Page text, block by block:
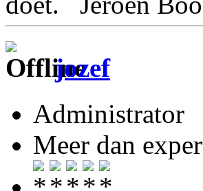
jozef
Administrator
Meer dan